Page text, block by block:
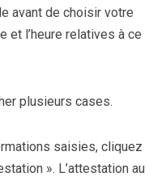
avant de choisir votre
et l’heure relatives à ce
plusieurs cases.
saisies, cliquez
». L’attestation au